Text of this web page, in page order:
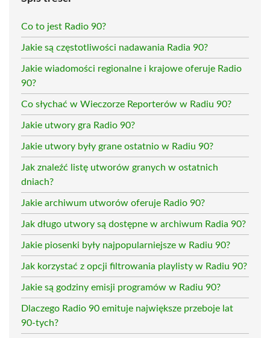
Co to jest Radio 90?
Jakie są częstotliwości nadawania Radia 90?
Jakie wiadomości regionalne i krajowe oferuje Radio
90?
Co słychać w Wieczorze Reporterów w Radiu 90?
Jakie utwory gra Radio 90?
Jakie utwory były grane ostatnio w Radiu 90?
Jak znaleźć listę utworów granych w ostatnich
dniach?
Jakie archiwum utworów oferuje Radio 90?
Jak długo utwory są dostępne w archiwum Radia 90?
Jakie piosenki były najpopularniejsze w Radiu 90?
Jak korzystać z opcji filtrowania playlisty w Radiu 90?
Jakie są godziny emisji programów w Radiu 90?
Dlaczego Radio 90 emituje największe przeboje lat
90-tych?